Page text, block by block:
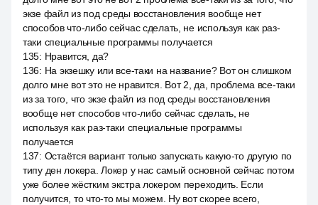
экзе файл из под среды восстановления вообще нет
способов что-либо сейчас сделать, не используя как раз-
таки специальные программы получается
135: Нравится, да?
136: На экзешку или все-таки на название? Вот он слишком
долго мне вот это не нравится. Вот 2, да, проблема все-таки
из за того, что экзе файл из под среды восстановления
вообще нет способов что-либо сейчас сделать, не
используя как раз-таки специальные программы
получается
137: Остаётся вариант только запускать какую-то другую по
типу ден локера. Локер у нас самый основной сейчас потом
уже более жёстким экстра локером переходить. Если
получится, то что-то мы можем. Ну вот скорее всего,